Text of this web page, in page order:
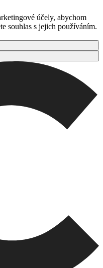
účely, abychom
souhlas s jejich používáním.